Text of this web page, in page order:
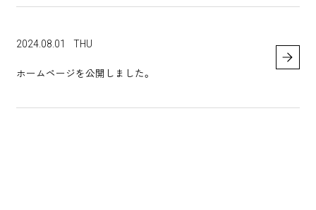
2024.08.01 THU
ホームページを公開しました。